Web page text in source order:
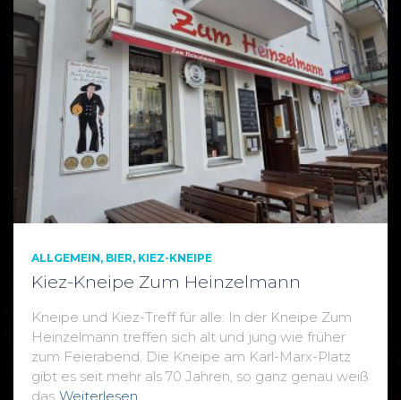
ALLGEMEIN BIER KIEZ-KNEIPE
Kiez-Kneipe Zum Heinzelmann
Kneipe und Kiez-Treff für alle: In der Kneipe Zum
Heinzelmann treffen sich alt und jung wie früher
zum Feierabend. Die Kneipe am Karl-Marx-Platz
gibt es seit mehr als 70 Jahren, so ganz genau weiß
das Weiterlesen